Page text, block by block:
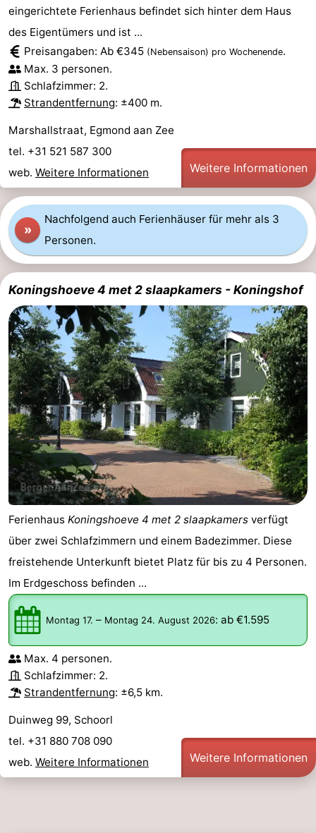
eingerichtete Ferienhaus befindet sich hinter dem Haus
des Eigentümers und ist ...
Preisangaben: Ab €345 (Nebensaison) pro Wochenende.
Max. 3 personen.
Schlafzimmer: 2.
Strandentfernung: ±400 m.
Marshallstraat, Egmond aan Zee
tel. +31 521 587 300
web. Weitere Informationen Weitere Informationen
»
Nachfolgend auch Ferienhäuser für mehr als 3
Personen.
Koningshoeve 4 met 2 slaapkamers - Koningshof
Ferienhaus Koningshoeve 4 met 2 slaapkamers verfügt
über zwei Schlafzimmern und einem Badezimmer. Diese
freistehende Unterkunft bietet Platz für bis zu 4 Personen.
Im Erdgeschoss befinden ...
Montag 17. – Montag 24. August 2026: ab €1.595
Max. 4 personen.
Schlafzimmer: 2.
Strandentfernung: ±6,5 km.
Duinweg 99, Schoorl
tel. +31 880 708 090
web. Weitere Informationen Weitere Informationen